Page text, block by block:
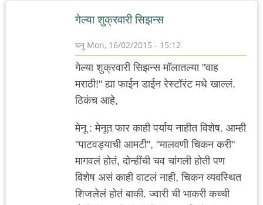
गेल्या शुक्रवारी सिझन्स
घनु Mon, 16/02/2015 - 15:12
गेल्या शुक्रवारी सिझन्स मॉलातल्या "वाह
मराठी!" ह्या फाईन डाईन रेस्टॉरंट मधे खाल्लं.
ठिकंच आहे,
मेनू : मेनूत फार काही पर्याय नाहीत विशेष. आम्ही
"पाटवड्याची आमटी", "मालवणी चिकन करी"
मागवलं होतं, दोन्हींची चव चांगली होती पण
विशेष असं काही वाटलं नाही, चिकन व्यवस्थित
शिजलेलं होतं बाकी. ज्वारी ची भाकरी कच्ची